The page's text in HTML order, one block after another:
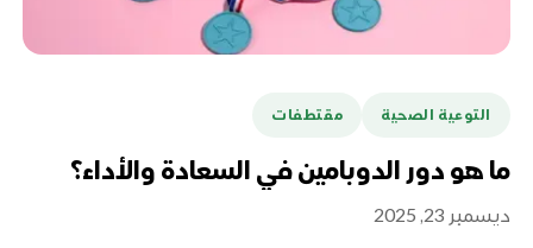
التوعية الصحية مقتطفات
ما هو دور الدوبامين في السعادة والأداء؟
ديسمبر 23, 2025